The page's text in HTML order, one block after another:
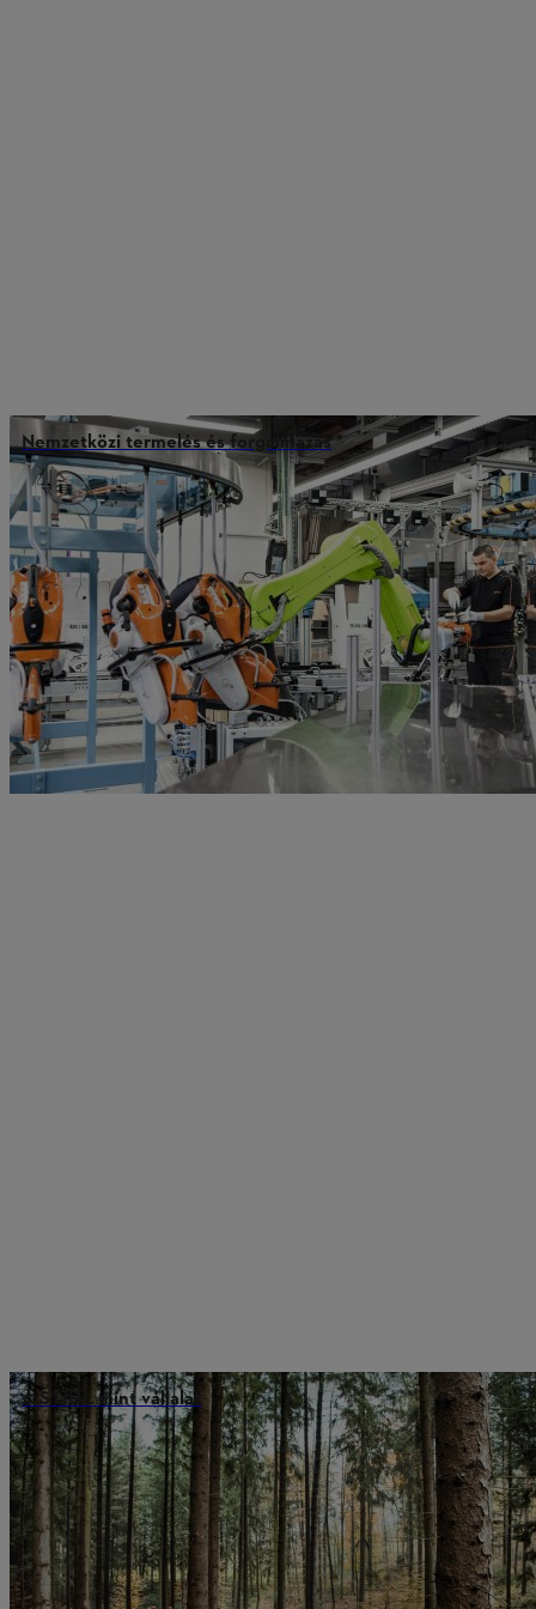
Nemzetközi termelés és forgalmazás
A STIHL mint vállalat